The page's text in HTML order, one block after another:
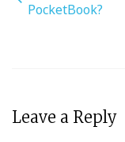
wpisu
PocketBook?
Leave a Reply